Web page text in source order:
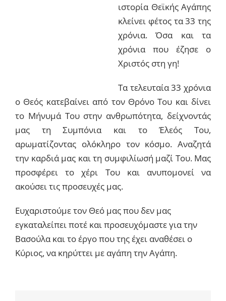
ιστορία Θεϊκής Αγάπης
κλείνει φέτος τα 33 της
χρόνια. Όσα και τα
χρόνια που έζησε ο
Χριστός στη γη!
Τα τελευταία 33 χρόνια
ο Θεός κατεβαίνει από τον Θρόνο Του και δίνει
το Μήνυμά Του στην ανθρωπότητα, δείχνοντάς
μας τη Συμπόνια και το Έλεός Του,
αρωματίζοντας ολόκληρο τον κόσμο. Αναζητά
την καρδιά μας και τη συμφιλίωσή μαζί Του. Μας
προσφέρει το χέρι Του και ανυπομονεί να
ακούσει τις προσευχές μας.
Ευχαριστούμε τον Θεό μας που δεν μας
εγκαταλείπει ποτέ και προσευχόμαστε για την
Βασούλα και το έργο που της έχει αναθέσει ο
Κύριος, να κηρύττει με αγάπη την Αγάπη.